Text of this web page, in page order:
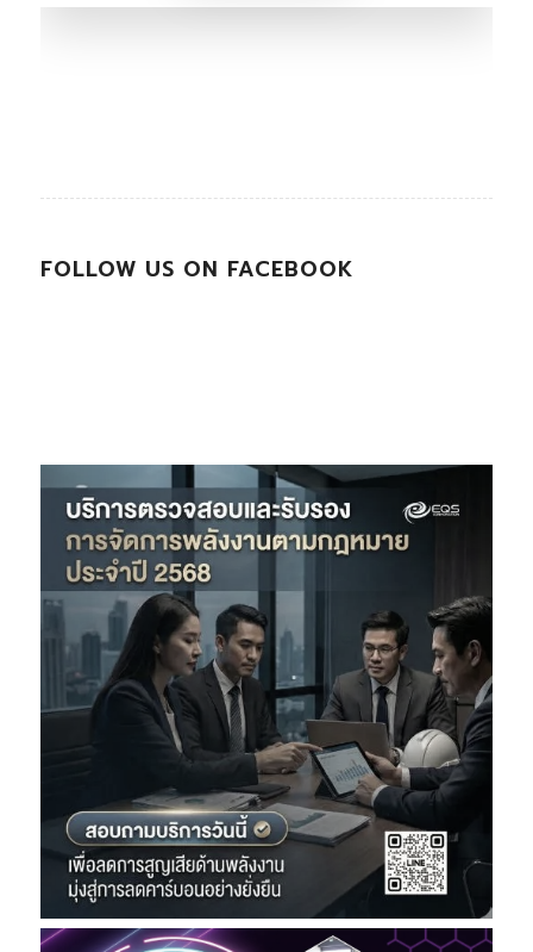
FOLLOW US ON FACEBOOK